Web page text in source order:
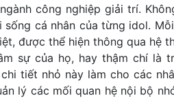
công nghiệp giải trí.
sống cá nhân của từng idol.
được thể hiện thông qua hệ
sự của họ, hay thậm chí là
tiết nhỏ này làm cho các
lý các mối quan hệ nội bộ